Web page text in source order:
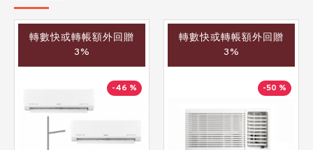
轉數快或轉帳額外回贈
3%
-46 %
轉數快或轉帳額外回贈
3%
-50 %